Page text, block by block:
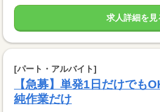
求人詳細を見
[パート・アルバイト]
【急募】単発1日だけでも
純作業だけ